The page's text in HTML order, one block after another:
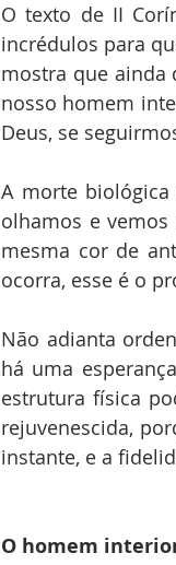
O texto de II
incrédulos para
mostra que ainda
nosso homem
Deus, se
A morte biológica
olhamos e
mesma cor de
ocorra, esse é o
Não adianta
há uma
estrutura física
rejuvenescida,
instante, e a
O homem